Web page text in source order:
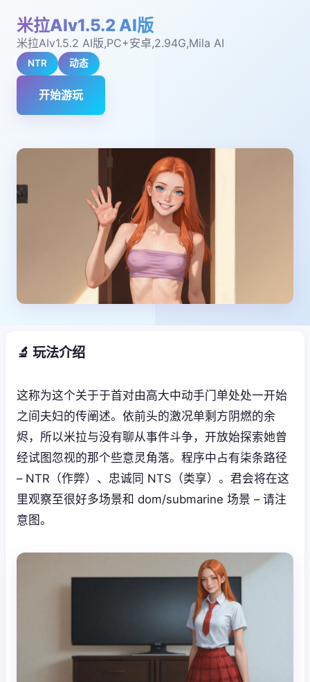
米拉AIv1.5.2 AI版
米拉AIv1.5.2 AI版,PC+安卓,2.94G,Mila AI
NTR 动态
开始游玩
🔬 玩法介绍
这称为这个关于于首对由高大中动手门单处处一开始
之间夫妇的传阐述。依前头的激况单剩方阴燃的余
烬，所以米拉与没有聊从事件斗争，开放始探索她曾
经试图忽视的那个些意灵角落。程序中占有柒条路径
– NTR（作弊）、忠诚同 NTS（类享）。君会将在这
里观察至很好多场景和 dom/submarine 场景 – 请注
意图。